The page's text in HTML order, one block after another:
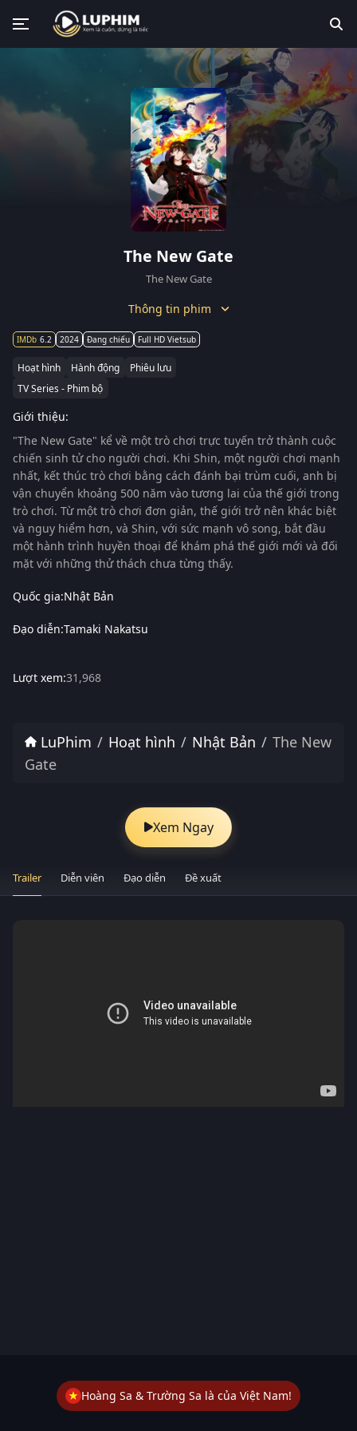
The New Gate
The New Gate
Thông tin phim
6.2 2024 Đang chiếu Full HD Vietsub
Hoạt hình Hành động
Phiêu lưu
TV Series - Phim bộ
Giới thiệu:
"The New Gate" kể về một trò chơi trực tuyến trở thành cuộc
chiến sinh tử cho người chơi. Khi Shin, một người chơi mạnh
nhất, kết thúc trò chơi bằng cách đánh bại trùm cuối, anh bị
vận chuyển khoảng 500 năm vào tương lai của thế giới trong
trò chơi. Từ một trò chơi đơn giản, thế giới trở nên khác biệt
và nguy hiểm hơn, và Shin, với sức mạnh vô song, bắt đầu
một hành trình huyền thoại để khám phá thế giới mới và đối
mặt với những thử thách chưa từng thấy.
Quốc gia:Nhật Bản
Đạo diễn:Tamaki Nakatsu
Lượt xem:31,968
LuPhim Hoạt hình Nhật Bản
The New
Gate
Xem Ngay
Trailer Diễn viên Đạo diễn Đề xuất
Hoàng Sa & Trường Sa là của Việt Nam!